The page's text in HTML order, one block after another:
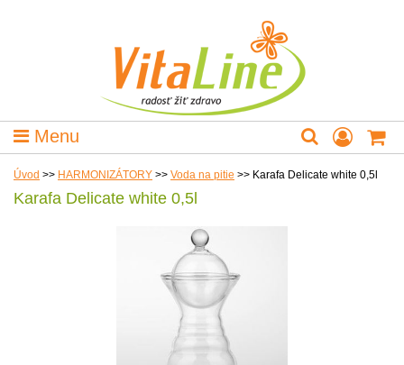
Menu
Úvod >> HARMONIZÁTORY >> Voda na pitie >> Karafa Delicate white 0,5l
Karafa Delicate white 0,5l